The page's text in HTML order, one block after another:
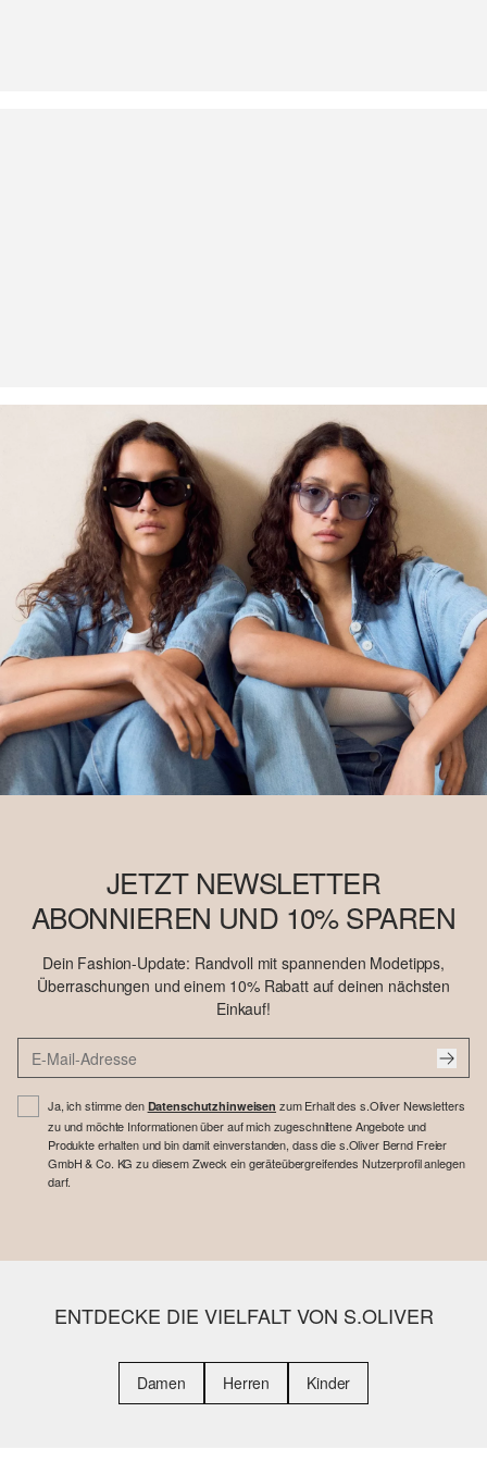
JETZT NEWSLETTER
ABONNIEREN UND 10% SPAREN
Dein Fashion-Update: Randvoll mit spannenden Modetipps,
Überraschungen und einem 10% Rabatt auf deinen nächsten
Einkauf!
Ja, ich stimme den Datenschutzhinweisen zum Erhalt des s.Oliver Newsletters
zu und möchte Informationen über auf mich zugeschnittene Angebote und
Produkte erhalten und bin damit einverstanden, dass die s.Oliver Bernd Freier
GmbH & Co. KG zu diesem Zweck ein geräteübergreifendes Nutzerprofil anlegen
darf.
ENTDECKE DIE VIELFALT VON S.OLIVER
Damen Herren Kinder